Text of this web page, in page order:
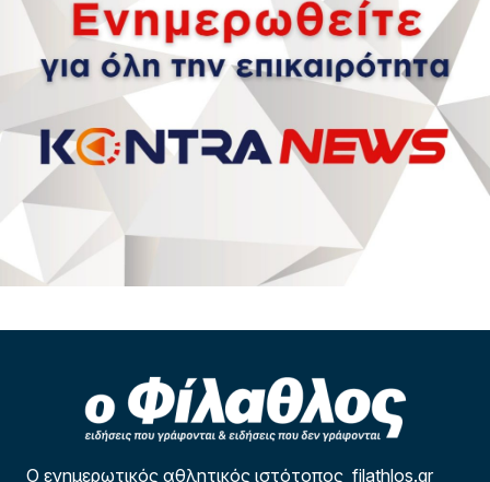
Ο ενημερωτικός αθλητικός ιστότοπος filathlos.gr